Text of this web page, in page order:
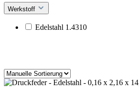
Werkstoff
Edelstahl 1.4310